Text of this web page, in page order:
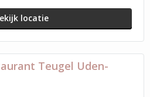
locatie
Teugel Uden-